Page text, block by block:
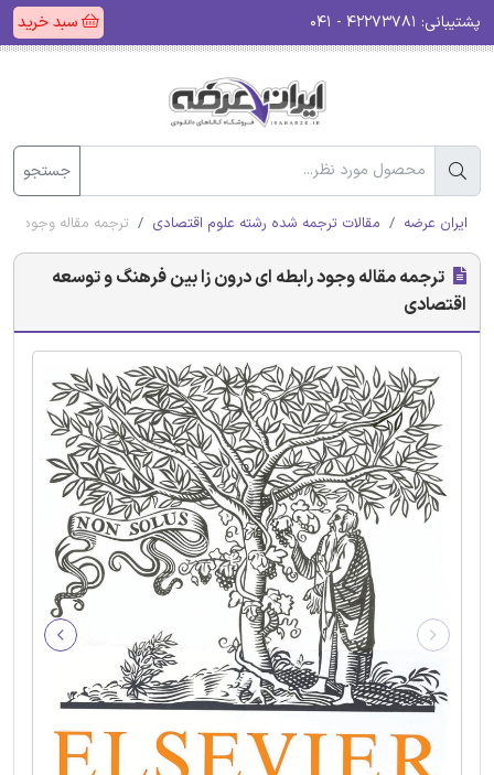
پشتیبانی: سبد خرید
جستجو
ایران عرضه مقالات ترجمه شده رشته علوم اقتصادی ترجمه مقاله وجود
ترجمه مقاله وجود رابطه ای درون زا بین فرهنگ و توسعه
اقتصادی